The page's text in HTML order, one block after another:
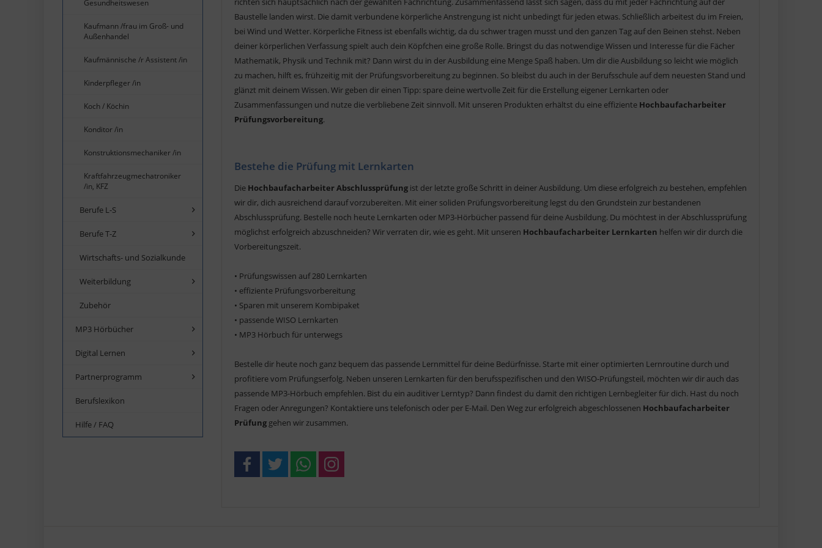
Gesundheitswesen
Kaufmann /frau im Groß- und
Außenhandel
Kaufmännische /r Assistent /in
Kinderpfleger /in
Koch / Köchin
Konditor /in
Konstruktionsmechaniker /in
Kraftfahrzeugmechatroniker
/in, KFZ
Berufe L-S
Berufe T-Z
Wirtschafts- und Sozialkunde
Weiterbildung
Zubehör
MP3 Hörbücher
Digital Lernen
Partnerprogramm
Berufslexikon
Hilfe / FAQ
Baustelle landen wirst. Die damit verbundene körperliche Anstrengung ist nicht unbedingt für jeden etwas. Schließlich arbeitest du im Freien,
bei Wind und Wetter. Körperliche Fitness ist ebenfalls wichtig, da du schwer tragen musst und den ganzen Tag auf den Beinen stehst. Neben
deiner körperlichen Verfassung spielt auch dein Köpfchen eine große Rolle. Bringst du das notwendige Wissen und Interesse für die Fächer
Mathematik, Physik und Technik mit? Dann wirst du in der Ausbildung eine Menge Spaß haben. Um dir die Ausbildung so leicht wie möglich
zu machen, hilft es, frühzeitig mit der Prüfungsvorbereitung zu beginnen. So bleibst du auch in der Berufsschule auf dem neuesten Stand und
glänzt mit deinem Wissen. Wir geben dir einen Tipp: spare deine wertvolle Zeit für die Erstellung eigener Lernkarten oder
Zusammenfassungen und nutze die verbliebene Zeit sinnvoll. Mit unseren Produkten erhältst du eine effiziente Hochbaufacharbeiter
Prüfungsvorbereitung.
Bestehe die Prüfung mit Lernkarten
Die Hochbaufacharbeiter Abschlussprüfung ist der letzte große Schritt in deiner Ausbildung. Um diese erfolgreich zu bestehen, empfehlen
wir dir, dich ausreichend darauf vorzubereiten. Mit einer soliden Prüfungsvorbereitung legst du den Grundstein zur bestandenen
Abschlussprüfung. Bestelle noch heute Lernkarten oder MP3-Hörbücher passend für deine Ausbildung. Du möchtest in der Abschlussprüfung
möglichst erfolgreich abzuschneiden? Wir verraten dir, wie es geht. Mit unseren Hochbaufacharbeiter Lernkarten helfen wir dir durch die
Vorbereitungszeit.
• Prüfungswissen auf 280 Lernkarten
• effiziente Prüfungsvorbereitung
• Sparen mit unserem Kombipaket
• passende WISO Lernkarten
• MP3 Hörbuch für unterwegs
Bestelle dir heute noch ganz bequem das passende Lernmittel für deine Bedürfnisse. Starte mit einer optimierten Lernroutine durch und
profitiere vom Prüfungserfolg. Neben unseren Lernkarten für den berufsspezifischen und den WISO-Prüfungsteil, möchten wir dir auch das
passende MP3-Hörbuch empfehlen. Bist du ein auditiver Lerntyp? Dann findest du damit den richtigen Lernbegleiter für dich. Hast du noch
Fragen oder Anregungen? Kontaktiere uns telefonisch oder per E-Mail. Den Weg zur erfolgreich abgeschlossenen Hochbaufacharbeiter
Prüfung gehen wir zusammen.